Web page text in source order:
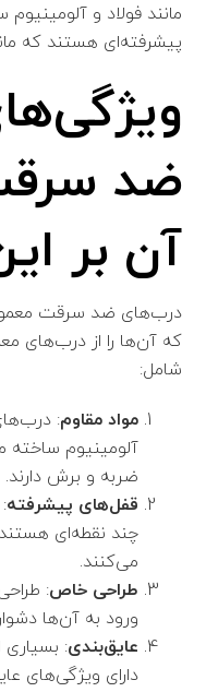
مانند فولاد و
پیشرفته‌ای هستند که
ضد
آن بر
درب‌های ضد سرقت
که آن‌ها را از درب‌های
شامل:
مواد مقاوم:
آلومینیوم ساخته
ضربه و برش دارند.
قفل‌های پیشرفته
چند نقطه‌ای
می‌کنند.
طراحی خاص:
ورود به آن‌ها
عایق‌بندی:
دارای ویژگی‌های